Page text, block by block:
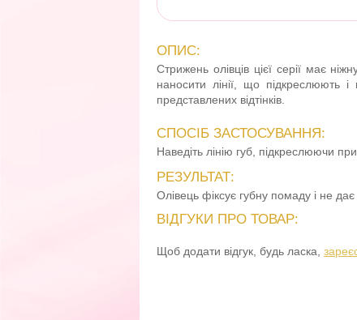
ОПИС:
Стрижень олівців цієї серії має
наносити лінії, що підкреслюють
представлених відтінків.
СПОСІБ ЗАСТОСУВАННЯ:
Наведіть лінію губ, підкреслюючи
РЕЗУЛЬТАТ:
Олівець фіксує губну помаду і не дає
ВІДГУКИ ПРО ТОВАР:
Щоб додати відгук, будь ласка,